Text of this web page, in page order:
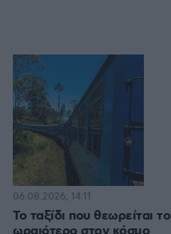
Το ταξίδι που θεωρείται το
06.08.2026, 14:11